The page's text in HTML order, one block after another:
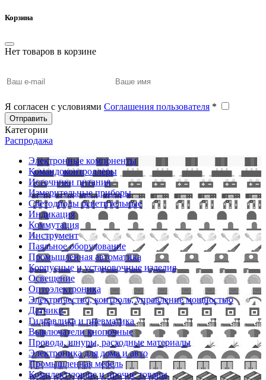
Корзина
Нет товаров в корзине
Я согласен с условиями Соглашения пользователя *
Отправить
Категории
Распродажа
Электронные компоненты
Командоконтроллеры
Источники питания
Измерительные приборы
Светодиоды осветительные
Индикация
Коммутация
Инструмент
Паяльное оборудование
Промышленная автоматика
Корпусные и установочные изделия
Освещение
Оптоэлектроника
Электричество, контроль, управление мощностью
Датчики
Гидравлика и пневматика
Выключатели кнопочные
Провода, шнуры, расходные материалы
Электроника для дома и авто
Промышленная мебель
Комплектующие и прочие товары